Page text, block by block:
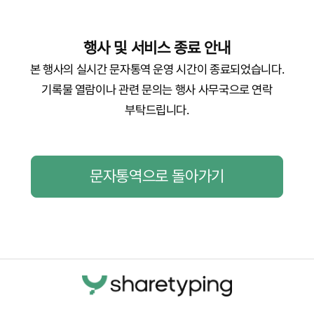
행사 및 서비스 종료 안내
본 행사의 실시간 문자통역 운영 시간이 종료되었습니다.
기록물 열람이나 관련 문의는 행사 사무국으로 연락
부탁드립니다.
문자통역으로 돌아가기